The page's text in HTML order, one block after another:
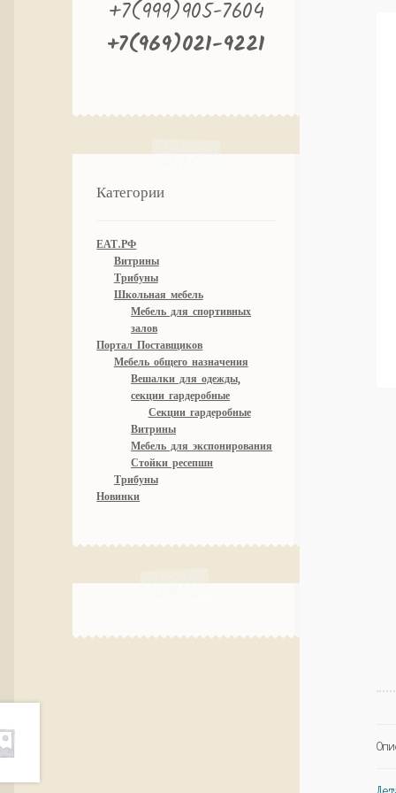
+7(999)905-7604
+7(969)021-9221
Категории
ЕАТ.РФ
Витрины
Трибуны
Школьная мебель
Мебель для спортивных
залов
Портал Поставщиков
Мебель общего назначения
Вешалки для одежды,
секции гардеробные
Секции гардеробные
Витрины
Мебель для экспонирования
Стойки ресепшн
Трибуны
Новинки